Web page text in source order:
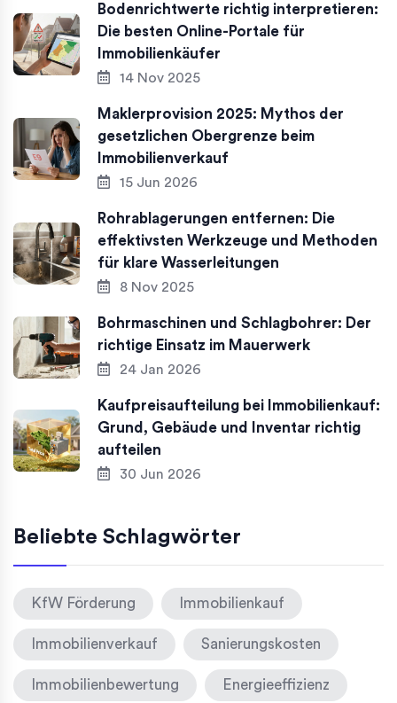
Bodenrichtwerte richtig interpretieren:
Die besten Online-Portale für
Immobilienkäufer
14 Nov 2025
Maklerprovision 2025: Mythos der
gesetzlichen Obergrenze beim
Immobilienverkauf
15 Jun 2026
Rohrablagerungen entfernen: Die
effektivsten Werkzeuge und Methoden
für klare Wasserleitungen
8 Nov 2025
Bohrmaschinen und Schlagbohrer: Der
richtige Einsatz im Mauerwerk
24 Jan 2026
Kaufpreisaufteilung bei Immobilienkauf:
Grund, Gebäude und Inventar richtig
aufteilen
30 Jun 2026
Beliebte Schlagwörter
KfW Förderung Immobilienkauf
Immobilienverkauf Sanierungskosten
Immobilienbewertung Energieeffizienz